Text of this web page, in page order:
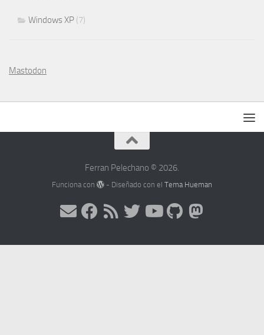
Windows XP (7)
Mastodon
Ferran Pelechano © 2026.
Funciona con - Diseñado con elTema Hueman